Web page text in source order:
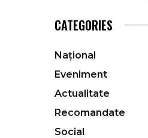
CATEGORIES
Național
Eveniment
Actualitate
Recomandate
Social